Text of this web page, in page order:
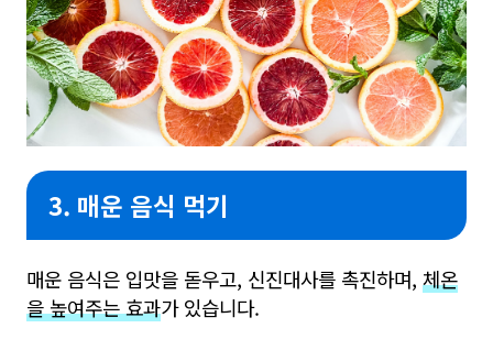
3. 매운 음식 먹기
매운 음식은 입맛을 돋우고, 신진대사를 촉진하며, 체온
을 높여주는 효과가 있습니다.